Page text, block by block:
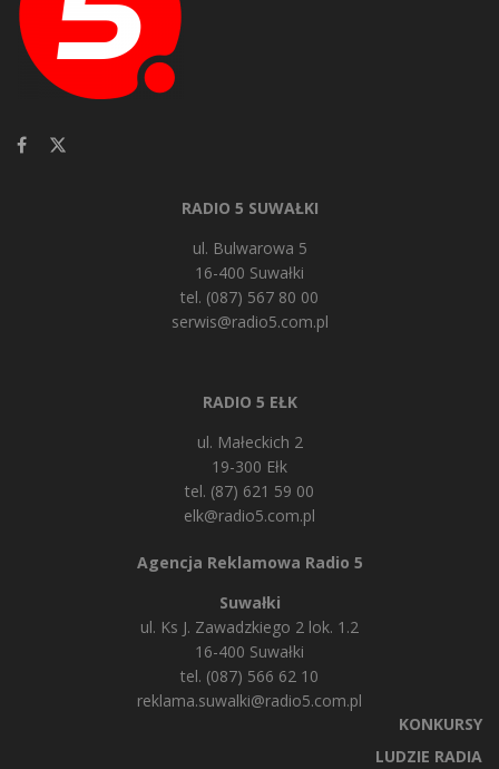
RADIO 5 SUWAŁKI
ul. Bulwarowa 5
16-400 Suwałki
tel. (087) 567 80 00
serwis@radio5.com.pl
RADIO 5 EŁK
ul. Małeckich 2
19-300 Ełk
tel. (87) 621 59 00
elk@radio5.com.pl
Agencja Reklamowa Radio 5
Suwałki
ul. Ks J. Zawadzkiego 2 lok. 1.2
16-400 Suwałki
tel. (087) 566 62 10
reklama.suwalki@radio5.com.pl
KONKURSY
LUDZIE RADIA